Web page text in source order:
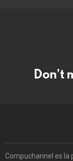
Don’t
Compuchannel es la